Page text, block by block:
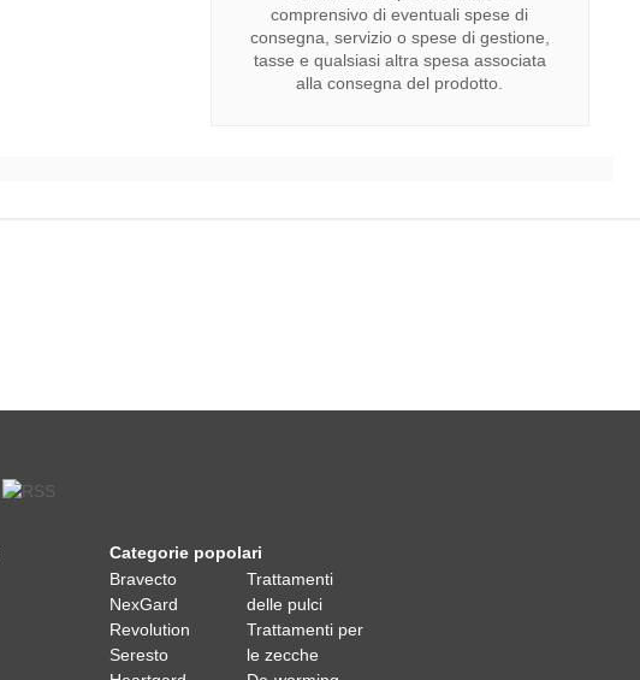
comprensivo di eventuali spese di
consegna, servizio o spese di gestione,
tasse e qualsiasi altra spesa associata
alla consegna del prodotto.
Categorie popolari
Bravecto
NexGard
Revolution
Seresto
Trattamenti
delle pulci
Trattamenti per
le zecche